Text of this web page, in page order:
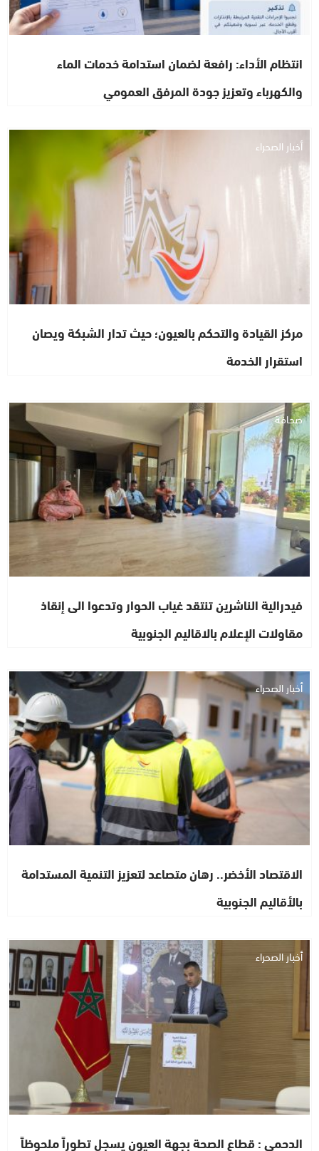
انتظام الأداء: رافعة لضمان استدامة خدمات الماء
والكهرباء وتعزيز جودة المرفق العمومي
أخبار الصحراء
مركز القيادة والتحكم بالعيون؛ حيث تدار الشبكة ويصان
استقرار الخدمة
صحافة
فيدرالية الناشرين تنتقد غياب الحوار وتدعوا الى إنقاذ
مقاولات الإعلام بالاقاليم الجنوبية
أخبار الصحراء
الاقتصاد الأخضر.. رهان متصاعد لتعزيز التنمية المستدامة
بالأقاليم الجنوبية
أخبار الصحراء
الدحمي : قطاع الصحة بجهة العيون يسجل تطوراً ملحوظاً